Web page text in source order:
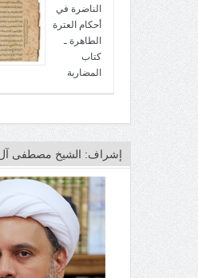
الناضرة في
أحكام العترة
الطاهرة ـ
كتاب
المضاربة
إشراف: الشيخ مصطفى